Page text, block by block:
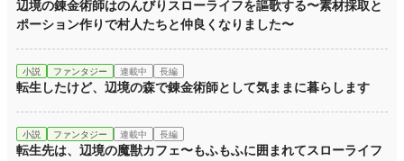
辺境の錬金術師はのんびりスローライフを謳歌する〜素材採取と
ポーション作りで村人たちと仲良くなりました〜
小説 ファンタジー 連載中 長編
転生したけど、辺境の森で錬金術師として気ままに暮らします
小説 ファンタジー 連載中 長編
転生先は、辺境の魔獣カフェ〜もふもふに囲まれてスローライフ